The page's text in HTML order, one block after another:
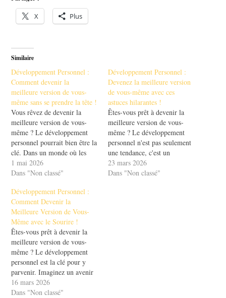
X Plus
Similaire
Développement Personnel :
Comment devenir la
meilleure version de vous-
même sans se prendre la tête !
Vous rêvez de devenir la
meilleure version de vous-
même ? Le développement
personnel pourrait bien être la
clé. Dans un monde où les
distractions sont
omniprésentes, il est essentiel
même. Mais comment y
parvenir sans se compliquer la
vie ? Dans cet article, nous
allons explorer…
1 mai 2026
Dans "Non classé"
Développement Personnel :
Devenez la meilleure version
de vous-même avec ces
astuces hilarantes !
Êtes-vous prêt à devenir la
meilleure version de vous-
même ? Le développement
personnel n'est pas seulement
une tendance, c'est un
véritable voyage ! Avec des
astuces hilarantes et efficaces,
23 mars 2026
Dans "Non classé"
Développement Personnel :
Comment Devenir la
Meilleure Version de Vous-
Même avec le Sourire !
Êtes-vous prêt à devenir la
meilleure version de vous-
même ? Le développement
personnel est la clé pour y
parvenir. Imaginez un avenir
où chaque jour commence
avec un sourire et une dose de
16 mars 2026
Dans "Non classé"